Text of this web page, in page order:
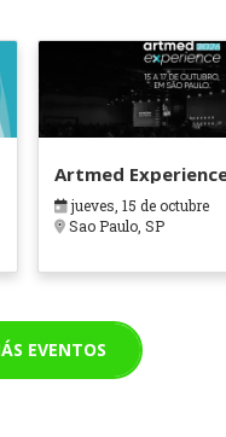
Artmed
jueves, 15 de octubre
Sao Paulo, SP
EVENTOS